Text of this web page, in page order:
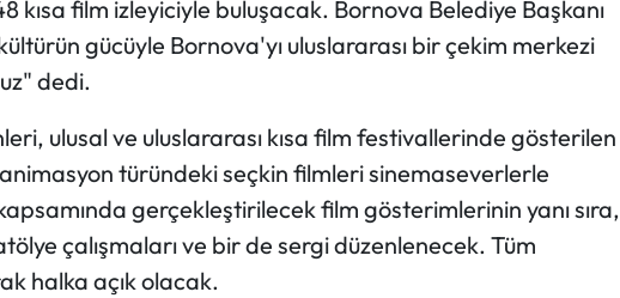
kısa film izleyiciyle buluşacak. Bornova Belediye Başkanı
gücüyle Bornova'yı uluslararası bir çekim merkezi
dedi.
ulusal ve uluslararası kısa film festivallerinde gösterilen
türündeki seçkin filmleri sinemaseverlerle
gerçekleştirilecek film gösterimlerinin yanı sıra,
çalışmaları ve bir de sergi düzenlenecek. Tüm
halka açık olacak.